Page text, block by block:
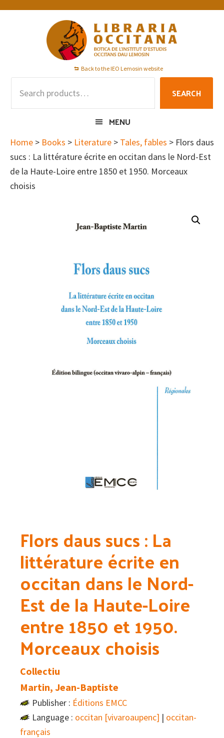
Skip
Skip
Skip
Back to the IEO Lemosin website
SEARCH
MENU
Home > Books > Literature > Tales, fables > Flors daus
sucs : La littérature écrite en occitan dans le Nord-Est
de la Haute-Loire entre 1850 et 1950. Morceaux
choisis
Flors daus sucs : La
littérature écrite en
occitan dans le Nord-
Est de la Haute-Loire
entre 1850 et 1950.
Morceaux choisis
Collectiu
Martin, Jean-Baptiste
Publisher : Éditions EMCC
Language : occitan [vivaroaupenc] | occitan-
français